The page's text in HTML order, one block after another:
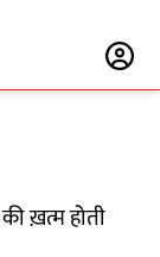
ख़त्म होती